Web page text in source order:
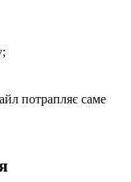
потрапляє саме